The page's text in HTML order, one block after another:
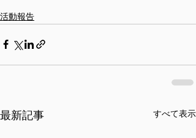
活動報告
最新記事 すべて表示